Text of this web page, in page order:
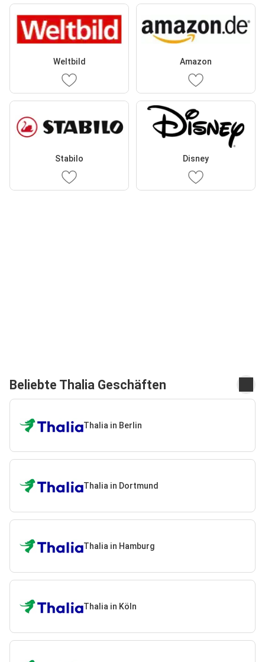
Weltbild Amazon
Stabilo Disney
Beliebte Thalia Geschäften
Thalia in Berlin
Thalia in Dortmund
Thalia in Hamburg
Thalia in Köln